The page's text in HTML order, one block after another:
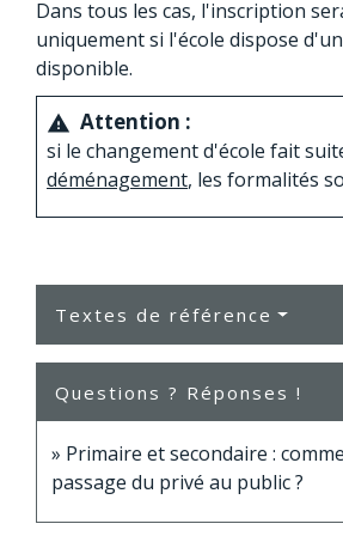
Dans tous les cas, l'inscription
uniquement si l'école dispose
disponible.
warning Attention :
si le changement d'école fait
déménagement, les formalités
Textes de référence
Questions ? Réponses !
Primaire et secondaire :
passage du privé au public ?